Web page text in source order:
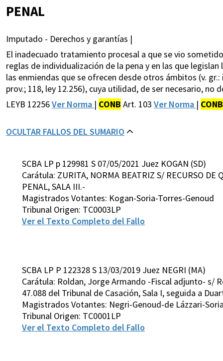
PENAL
Imputado - Derechos y garantías |
El inadecuado tratamiento procesal a que se vio
reglas de individualización de la pena y en las que
las enmiendas que se ofrecen desde otros ámbitos (v.
prov.; 118, ley 12.256), cuya utilidad, de ser necesario, no
LEYB 12256Ver Norma | CONB Art. 103 Ver Norma | CONB
OCULTAR FALLOS DEL SUMARIO
SCBA LP p 129981 S 07/05/2021 Juez KOGAN (SD)
Carátula: ZURITA, NORMA BEATRIZ S/ RECURSO DE
PENAL, SALA III.-
Magistrados Votantes: Kogan-Soria-Torres-Genoud
Tribunal Origen: TC0003LP
Ver el Texto Completo del Fallo
SCBA LP P 122328 S 13/03/2019 Juez NEGRI (MA)
Carátula: Roldan, Jorge Armando -Fiscal adjunto- s/
47.088 del Tribunal de Casación, Sala I, seguida a
Magistrados Votantes: Negri-Genoud-de Lázzari-
Tribunal Origen: TC0001LP
Ver el Texto Completo del Fallo